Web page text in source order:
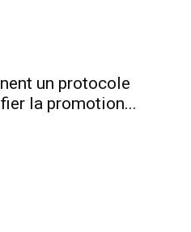
un protocole
la promotion...